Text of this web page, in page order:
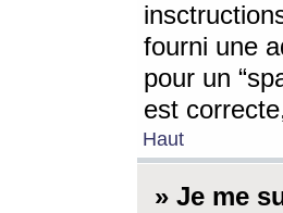
fourni une
pour un
est
Haut
» Je me